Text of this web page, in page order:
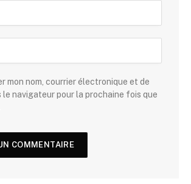
mon nom, courrier électronique et de
le navigateur pour la prochaine fois que